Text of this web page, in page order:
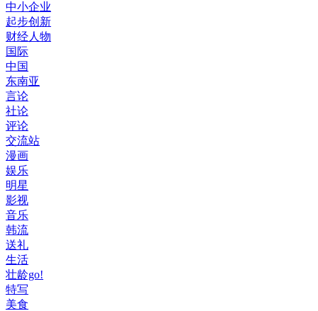
中小企业
起步创新
财经人物
国际
中国
东南亚
言论
社论
评论
交流站
漫画
娱乐
明星
影视
音乐
韩流
送礼
生活
壮龄go!
特写
美食